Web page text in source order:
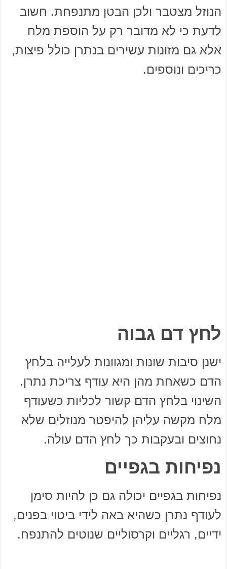
הנוזל מצטבר ולכן הבטן מתנפחת. חשוב
לדעת כי לא מדובר רק על הוספת מלח
אלא גם מזונות עשירים בנתרן כולל פיצות,
כריכים ונוספים.
לחץ דם גבוה
ישנן סיבות שונות ומגוונות לעלייה בלחץ
הדם כשאחת מהן היא עודף צריכת נתרן.
השינוי בלחץ הדם קשור לכליות כשעודף
מלח מקשה עליהן להיפטר מנוזלים שלא
נחוצים ובעקבות כך לחץ הדם עולה.
נפיחות בגפיים
נפיחות בגפיים יכולה גם כן להיות סימן
לעודף נתרן כשהיא באה לידי ביטוי בפנים,
ידיים, רגליים וקרסוליים שנוטים להתנפח.